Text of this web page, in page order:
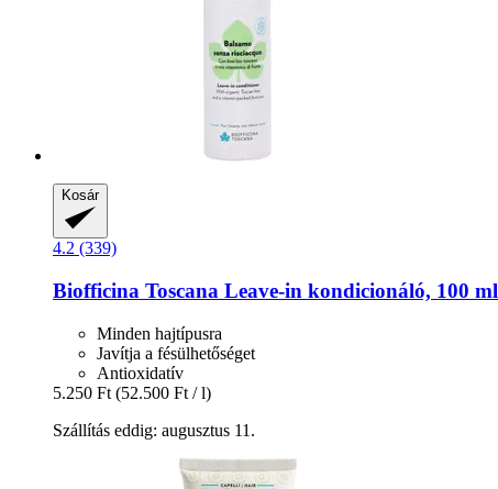
Kosár
4.2 (339)
Biofficina Toscana Leave-​in kondicionáló, 100 ml
Minden hajtípusra
Javítja a fésülhetőséget
Antioxidatív
5.250 Ft (52.500 Ft / l)
Szállítás eddig: augusztus 11.